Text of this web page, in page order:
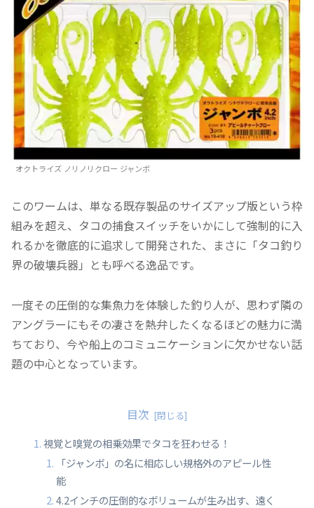
オクトライズ ノリノリクロー ジャンボ
このワームは、単なる既存製品のサイズアップ版という枠
組みを超え、タコの捕食スイッチをいかにして強制的に入
れるかを徹底的に追求して開発された、まさに「タコ釣り
界の破壊兵器」とも呼べる逸品です。
一度その圧倒的な集魚力を体験した釣り人が、思わず隣の
アングラーにもその凄さを熱弁したくなるほどの魅力に満
ちており、今や船上のコミュニケーションに欠かせない話
題の中心となっています。
目次
視覚と嗅覚の相乗効果でタコを狂わせる！
「ジャンボ」の名に相応しい規格外のアピール性
能
4.2インチの圧倒的なボリュームが生み出す、遠く